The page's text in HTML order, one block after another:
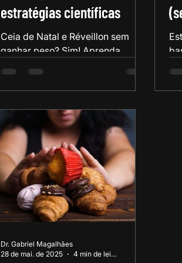
estratégias científicas
Ceia de Natal e Réveillon sem
ganhar peso? Sim! Aprenda
mantendo sua forma.
Dr. Gabriel Magalhães
28 de mai. de 2025
4 min de leitura